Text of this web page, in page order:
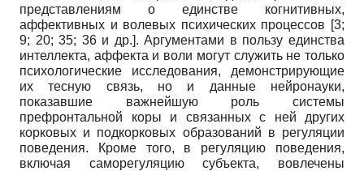
представлениям о единстве когнитивных,
аффективных и волевых психических процессов [3;
9; 20; 35; 36 и др.]. Аргументами в пользу единства
интеллекта, аффекта и воли могут служить не только
психологические исследования, демонстрирующие
их тесную связь, но и данные нейронауки,
показавшие важнейшую роль системы
префронтальной коры и связанных с ней других
корковых и подкорковых образований в регуляции
поведения. Кроме того, в регуляцию поведения,
включая саморегуляцию субъекта, вовлечены